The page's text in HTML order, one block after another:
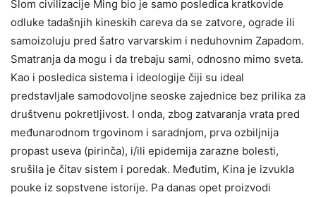
Slom civilizacije Ming bio je samo posledica kratkovide
odluke tadašnjih kineskih careva da se zatvore, ograde ili
samoizoluju pred šatro varvarskim i neduhovnim Zapadom.
Smatranja da mogu i da trebaju sami, odnosno mimo sveta.
Kao i posledica sistema i ideologije čiji su ideal
predstavljale samodovoljne seoske zajednice bez prilika za
društvenu pokretljivost. I onda, zbog zatvaranja vrata pred
međunarodnom trgovinom i saradnjom, prva ozbiljnija
propast useva (pirinča), i/ili epidemija zarazne bolesti,
srušila je čitav sistem i poredak. Međutim, Kina je izvukla
pouke iz sopstvene istorije. Pa danas opet proizvodi